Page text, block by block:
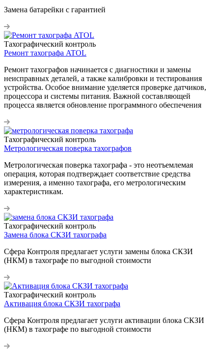
Замена батарейки с гарантией
Тахографический контроль
Ремонт тахографа ATOL
Ремонт тахографов начинается с диагностики и замены
неисправных деталей, а также калибровки и тестирования
устройства. Особое внимание уделяется проверке датчиков,
процессора и системы питания. Важной составляющей
процесса является обновление программного обеспечения
Тахографический контроль
Метрологическая поверка тахографов
Метрологическая поверка тахографа - это неотъемлемая
операция, которая подтверждает соответствие средства
измерения, а именно тахографа, его метрологическим
характеристикам.
Тахографический контроль
Замена блока СКЗИ тахографа
Сфера Контроля предлагает услуги замены блока СКЗИ
(НКМ) в тахографе по выгодной стоимости
Тахографический контроль
Активация блока СКЗИ тахографа
Сфера Контроля предлагает услуги активации блока СКЗИ
(НКМ) в тахографе по выгодной стоимости